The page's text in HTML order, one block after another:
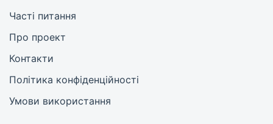
Часті питання
Про проект
Контакти
Політика конфіденційності
Умови використання